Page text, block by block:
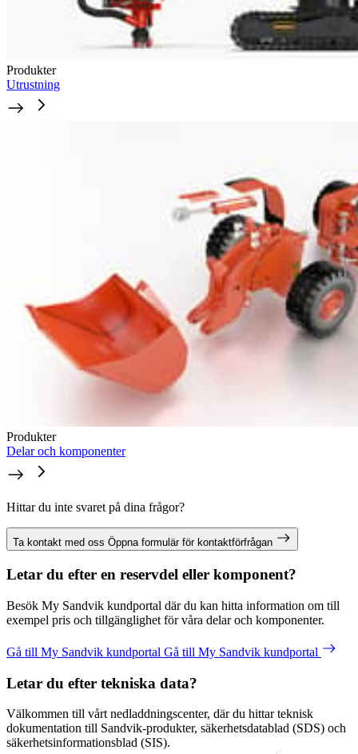
Produkter
Utrustning
Produkter
Delar och komponenter
Hittar du inte svaret på dina frågor?
Ta kontakt med oss Öppna formulär för kontaktförfrågan
Letar du efter en reservdel eller komponent?
Besök My Sandvik kundportal där du kan hitta information om till
exempel pris och tillgänglighet för våra delar och komponenter.
Gå till My Sandvik kundportal Gå till My Sandvik kundportal
Letar du efter tekniska data?
Välkommen till vårt nedladdningscenter, där du hittar teknisk
dokumentation till Sandvik-produkter, säkerhetsdatablad (SDS) och
säkerhetsinformationsblad (SIS).